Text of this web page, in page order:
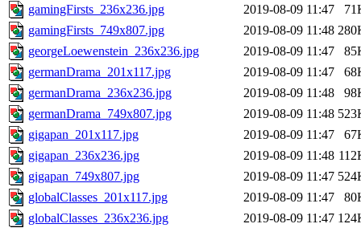
gamingFirsts_236x236.jpg
2019-08-09 11:47
gamingFirsts_749x807.jpg
2019-08-09 11:48
georgeLoewenstein_236x236.jpg
2019-08-09 11:47
germanDrama_201x117.jpg
2019-08-09 11:47
germanDrama_236x236.jpg
2019-08-09 11:48
germanDrama_749x807.jpg
2019-08-09 11:48
gigapan_201x117.jpg
2019-08-09 11:47
gigapan_236x236.jpg
2019-08-09 11:48
gigapan_749x807.jpg
2019-08-09 11:47
globalClasses_201x117.jpg
2019-08-09 11:47
globalClasses_236x236.jpg
2019-08-09 11:47